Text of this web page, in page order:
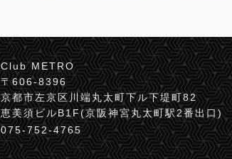
Club METRO
〒606-8396
京都市左京区川端丸太町下ル下堤町82
恵美須ビルB1F(京阪神宮丸太町駅2番出口)
075-752-4765